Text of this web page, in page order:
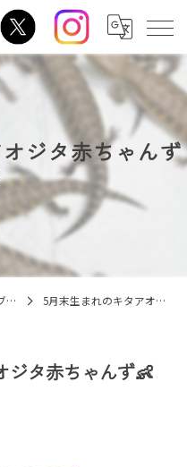
ジタ赤ちゃんず
グ 5月末生まれのキタアオジタ赤ちゃんず👶
ジタ赤ちゃんず👶